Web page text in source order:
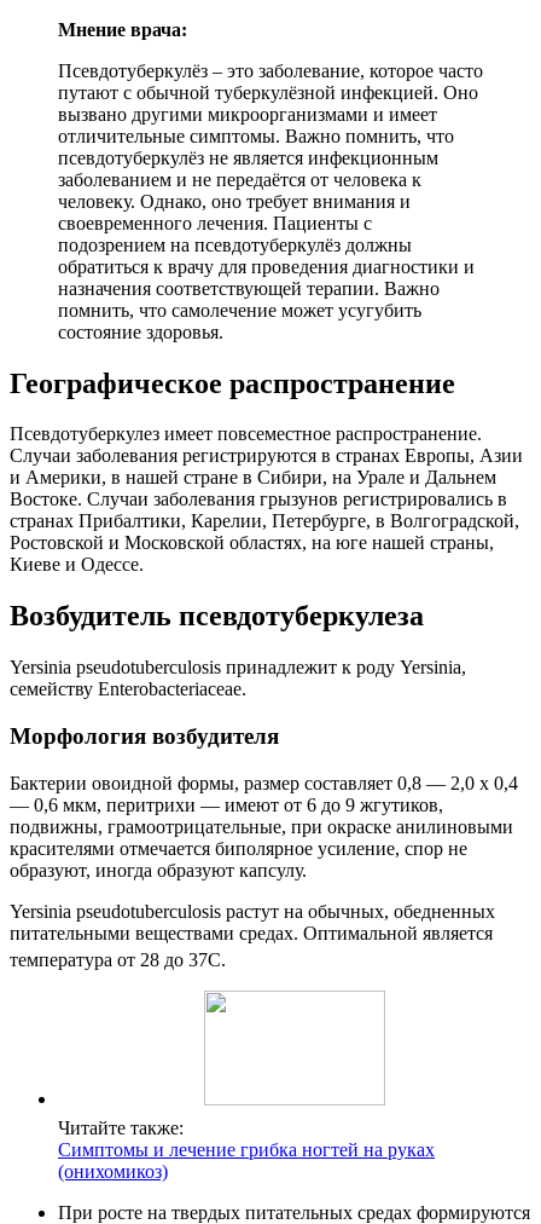
Мнение врача:
Псевдотуберкулёз – это заболевание, которое часто
путают с обычной туберкулёзной инфекцией. Оно
вызвано другими микроорганизмами и имеет
отличительные симптомы. Важно помнить, что
псевдотуберкулёз не является инфекционным
заболеванием и не передаётся от человека к
человеку. Однако, оно требует внимания и
своевременного лечения. Пациенты с
подозрением на псевдотуберкулёз должны
обратиться к врачу для проведения диагностики и
назначения соответствующей терапии. Важно
помнить, что самолечение может усугубить
состояние здоровья.
Географическое распространение
Псевдотуберкулез имеет повсеместное распространение.
Случаи заболевания регистрируются в странах Европы, Азии
и Америки, в нашей стране в Сибири, на Урале и Дальнем
Востоке. Случаи заболевания грызунов регистрировались в
странах Прибалтики, Карелии, Петербурге, в Волгоградской,
Ростовской и Московской областях, на юге нашей страны,
Киеве и Одессе.
Возбудитель псевдотуберкулеза
Yersinia pseudotuberculosis принадлежит к роду Yersinia,
семейству Enterobacteriaceae.
Морфология возбудителя
Бактерии овоидной формы, размер составляет 0,8 — 2,0 х 0,4
— 0,6 мкм, перитрихи — имеют от 6 до 9 жгутиков,
подвижны, грамоотрицательные, при окраске анилиновыми
красителями отмечается биполярное усиление, спор не
образуют, иногда образуют капсулу.
Yersinia pseudotuberculosis растут на обычных, обедненных
питательными веществами средах. Оптимальной является
температура от 28 до 37С.
Читайте также:
Симптомы и лечение грибка ногтей на руках
(онихомикоз)
При росте на твердых питательных средах формируются